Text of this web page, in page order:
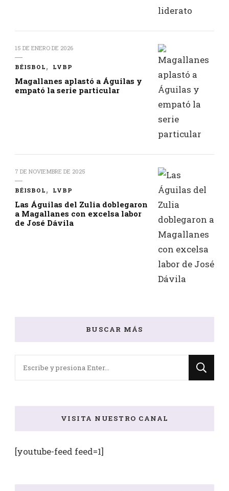
15 DE ENERO DE 2026
BÉISBOL LVBP
Magallanes aplastó a Águilas y
empató la serie particular
7 DE NOVIEMBRE DE 2025
BÉISBOL LVBP
Las Águilas del Zulia doblegaron
a Magallanes con excelsa labor
de José Dávila
BUSCAR MÁS
VISITA NUESTRO CANAL
[youtube-feed feed=1]